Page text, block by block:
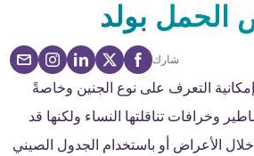
الحمل بولد
شارك
التعرف على نوع الجنين وخاصةً
وخرافات تناقلتها النساء ولكنها قد
الأعراض أو باستخدام الجدول الصيني